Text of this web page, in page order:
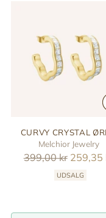
CURVY CRYSTAL
Melchior Jewelry
Reguler
399,00 kr 259,35
UDSALG